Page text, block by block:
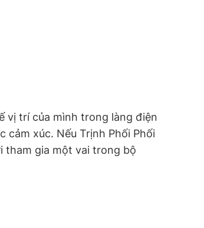
vị trí của mình trong làng điện
cảm xúc. Nếu Trịnh Phối Phối
tham gia một vai trong bộ